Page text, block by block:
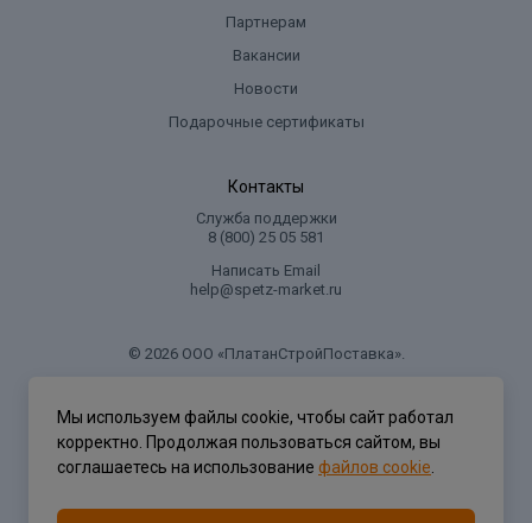
Партнерам
Вакансии
Новости
Подарочные сертификаты
Контакты
Служба поддержки
8 (800) 25 05 581
Написать Email
help@spetz-market.ru
© 2026 ООО «ПлатанСтройПоставка».
Политика конфиденциальности
Мы используем файлы cookie, чтобы сайт работал
корректно. Продолжая пользоваться сайтом, вы
соглашаетесь на использование файлов cookie